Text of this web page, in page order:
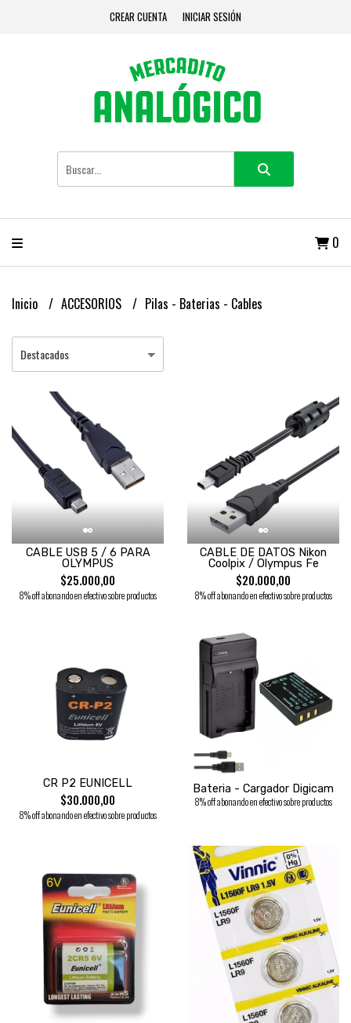
CREAR CUENTA INICIAR SESIÓN
0
Inicio ACCESORIOS Pilas - Baterias - Cables
CABLE USB 5 / 6 PARA
OLYMPUS
$25.000,00
8% off abonando en efectivo sobre productos
CABLE DE DATOS Nikon
Coolpix / Olympus Fe
$20.000,00
8% off abonando en efectivo sobre productos
CR P2 EUNICELL
$30.000,00
8% off abonando en efectivo sobre productos
Bateria - Cargador Digicam
8% off abonando en efectivo sobre productos